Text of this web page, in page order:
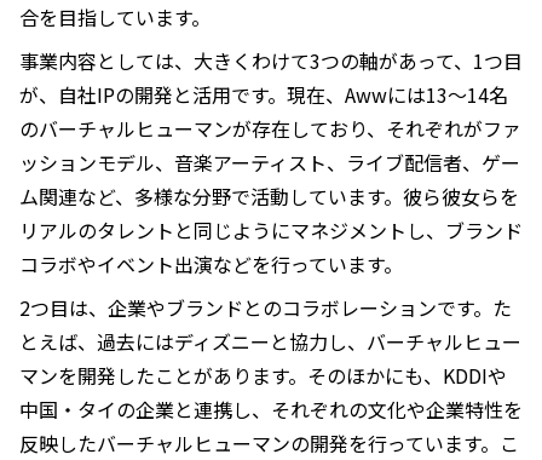
合を目指しています。
事業内容としては、大きくわけて3つの軸があって、1つ目
が、自社IPの開発と活用です。現在、Awwには13〜14名
のバーチャルヒューマンが存在しており、それぞれがファ
ッションモデル、音楽アーティスト、ライブ配信者、ゲー
ム関連など、多様な分野で活動しています。彼ら彼女らを
リアルのタレントと同じようにマネジメントし、ブランド
コラボやイベント出演などを行っています。
2つ目は、企業やブランドとのコラボレーションです。た
とえば、過去にはディズニーと協力し、バーチャルヒュー
マンを開発したことがあります。そのほかにも、KDDIや
中国・タイの企業と連携し、それぞれの文化や企業特性を
反映したバーチャルヒューマンの開発を行っています。こ